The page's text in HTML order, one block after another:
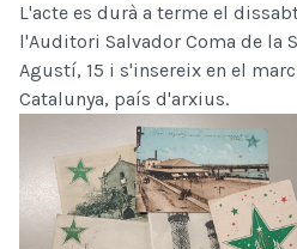
L'acte es durà a terme el
l'Auditori Salvador Coma de la
Agustí, 15 i s'insereix en el
Catalunya, país d'arxius.